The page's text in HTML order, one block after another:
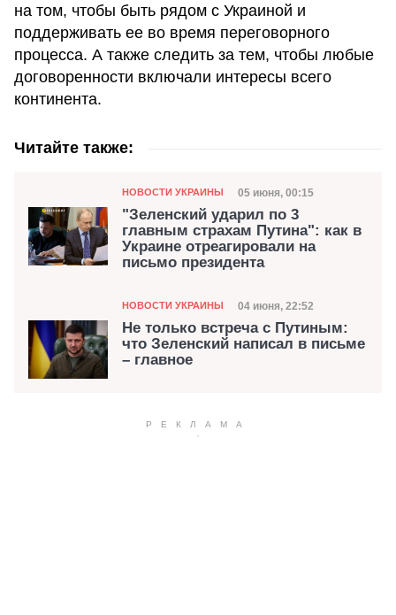
на том, чтобы быть рядом с Украиной и
поддерживать ее во время переговорного
процесса. А также следить за тем, чтобы любые
договоренности включали интересы всего
континента.
Читайте также:
Категория
НОВОСТИ УКРАИНЫ Дата публикации
05 июня, 00:15
"Зеленский ударил по 3
главным страхам Путина": как в
Украине отреагировали на
письмо президента
Категория
НОВОСТИ УКРАИНЫ Дата публикации
04 июня, 22:52
Не только встреча с Путиным:
что Зеленский написал в письме
– главное